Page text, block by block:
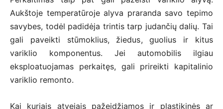
Aukštoje temperatūroje alyva praranda savo tepimo
savybes, todėl padidėja trintis tarp judančių dalių. Tai
gali paveikti stūmoklius, žiedus, guolius ir kitus
variklio komponentus. Jei automobilis ilgiau
eksploatuojamas perkaitęs, gali prireikti kapitalinio
variklio remonto.
Kai kuriais atvejais pažeidžiamos ir plastikinės ar